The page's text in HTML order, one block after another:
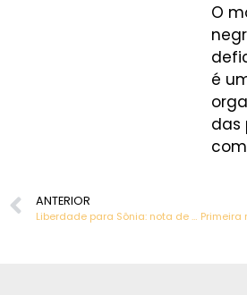
O
é
das
ANTERIOR
Liberdade para Sônia: nota de indignação contra decisão judicial do STJ e STF